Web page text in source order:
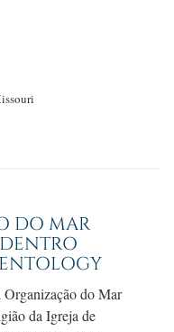
DO MAR
Organização do Mar
da Igreja de